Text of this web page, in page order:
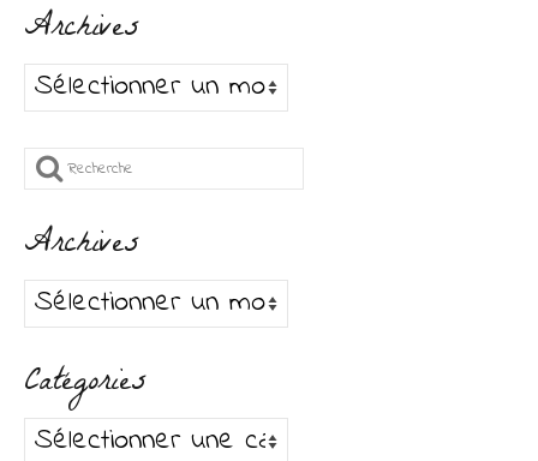
Archives
Archives
Rechercher
Archives
Archives
Catégories
Catégories